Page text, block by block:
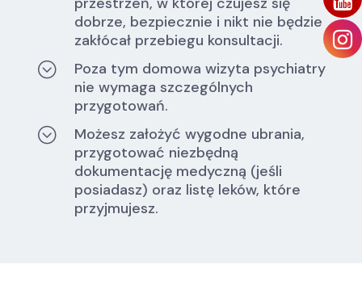
dobrze, bezpiecznie i nikt nie będzie
zakłócał przebiegu konsultacji.
;
Poza tym domowa wizyta psychiatry
nie wymaga szczególnych
przygotowań.
;
Możesz założyć wygodne ubrania,
przygotować niezbędną
dokumentację medyczną (jeśli
posiadasz) oraz listę leków, które
przyjmujesz.